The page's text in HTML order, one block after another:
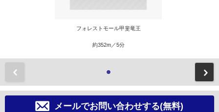
フォレストモール甲斐竜王
約352m／5分
メールでお問い合わせする(無料)